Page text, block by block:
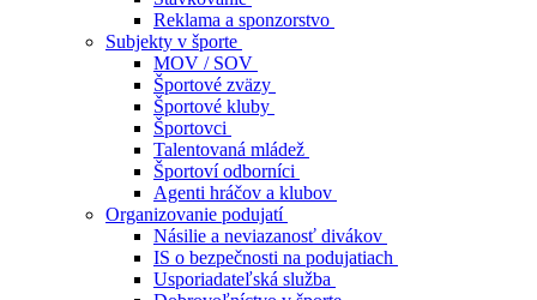
Reklama a sponzorstvo
Subjekty v športe
MOV / SOV
Športové zväzy
Športové kluby
Športovci
Talentovaná mládež
Športoví odborníci
Agenti hráčov a klubov
Organizovanie podujatí
Násilie a neviazanosť divákov
IS o bezpečnosti na podujatiach
Usporiadateľská služba